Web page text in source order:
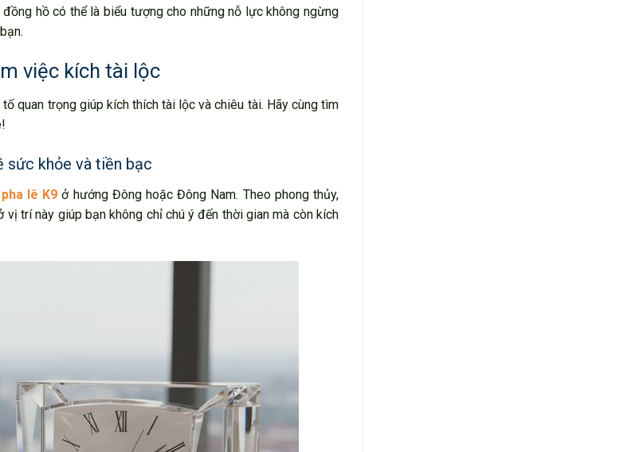
hồ có thể là biểu tượng cho những nỗ lực không ngừng
việc kích tài lộc
quan trọng giúp kích thích tài lộc và chiêu tài. Hãy cùng tìm
sức khỏe và tiền bạc
lê K9 ở hướng Đông hoặc Đông Nam. Theo phong thủy,
trí này giúp bạn không chỉ chú ý đến thời gian mà còn kích